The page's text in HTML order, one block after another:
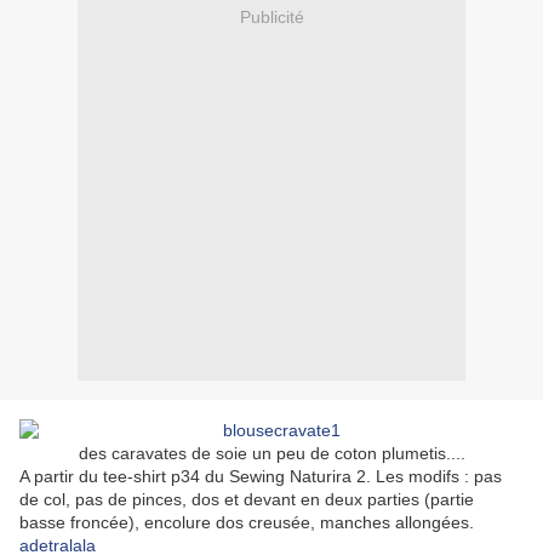
Publicité
des caravates de soie un peu de coton plumetis....
A partir du tee-shirt p34 du Sewing Naturira 2. Les modifs : pas
de col, pas de pinces, dos et devant en deux parties (partie
basse froncée), encolure dos creusée, manches allongées.
adetralala